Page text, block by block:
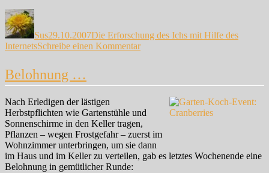
Autor
Sus29.10.2007Die Erforschung des Ichs mit Hilfe des
InternetsSchreibe einen Kommentarzu
Belohnung …
Nach Erledigen der lästigen
Herbstpflichten wie Gartenstühle und
Sonnenschirme in den Keller tragen,
Pflanzen – wegen Frostgefahr – zuerst im
Wohnzimmer unterbringen, um sie dann
im Haus und im Keller zu verteilen, gab es letztes Wochenende eine
Belohnung in gemütlicher Runde: